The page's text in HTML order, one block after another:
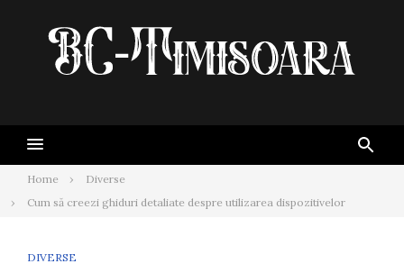
Home
Diverse
Cum să creezi ghiduri detaliate despre utilizarea dispozitivelor
DIVERSE